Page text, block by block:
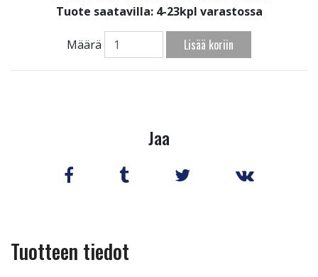
Tuote saatavilla: 4-23kpl varastossa
Määrä Lisää koriin
Jaa
Tuotteen tiedot